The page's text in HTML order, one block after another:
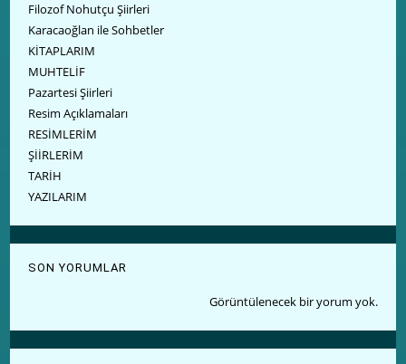
Filozof Nohutçu Şiirleri
Karacaoğlan ile Sohbetler
KİTAPLARIM
MUHTELİF
Pazartesi Şiirleri
Resim Açıklamaları
RESİMLERİM
ŞİİRLERİM
TARİH
YAZILARIM
SON YORUMLAR
Görüntülenecek bir yorum yok.